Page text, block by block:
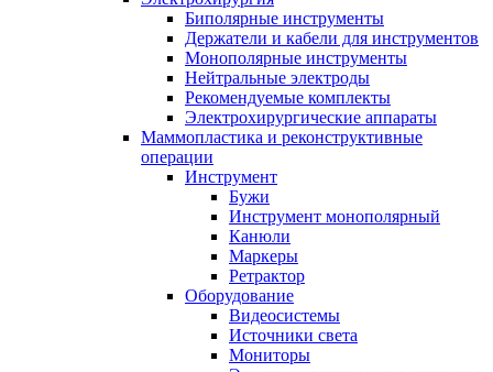
Биполярные инструменты
Держатели и кабели для инструментов
Монополярные инструменты
Нейтральные электроды
Рекомендуемые комплекты
Электрохирургические аппараты
Маммопластика и реконструктивные
операции
Инструмент
Бужи
Инструмент монополярный
Канюли
Маркеры
Ретрактор
Оборудование
Видеосистемы
Источники света
Мониторы